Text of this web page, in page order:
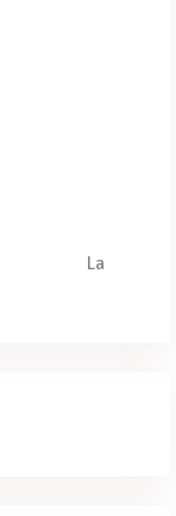
La